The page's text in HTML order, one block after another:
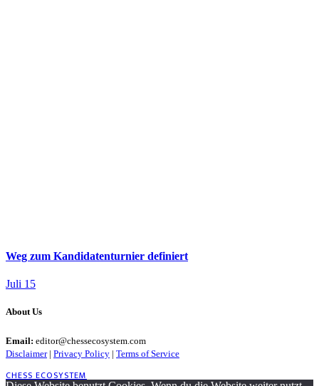
Weg zum Kandidatenturnier definiert
Juli 15
About Us
Email: editor@chessecosystem.com
Disclaimer| Privacy Policy | Terms of Service
CHESS ECOSYSTEM